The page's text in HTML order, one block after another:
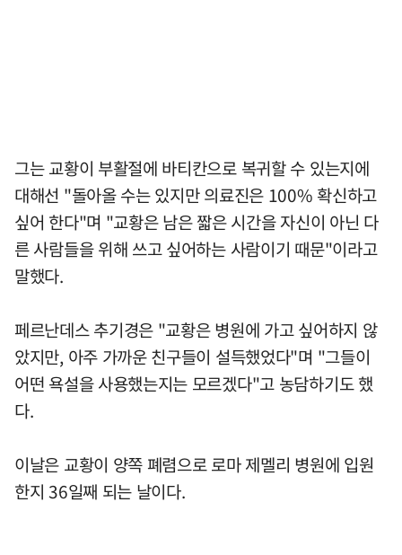
그는 교황이 부활절에 바티칸으로 복귀할 수 있는지에
대해선 "돌아올 수는 있지만 의료진은 100% 확신하고
싶어 한다"며 "교황은 남은 짧은 시간을 자신이 아닌 다
른 사람들을 위해 쓰고 싶어하는 사람이기 때문"이라고
말했다.
페르난데스 추기경은 "교황은 병원에 가고 싶어하지 않
았지만, 아주 가까운 친구들이 설득했었다"며 "그들이
어떤 욕설을 사용했는지는 모르겠다"고 농담하기도 했
다.
이날은 교황이 양쪽 폐렴으로 로마 제멜리 병원에 입원
한지 36일째 되는 날이다.